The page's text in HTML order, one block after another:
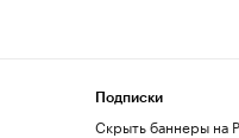
Подписки
Скрыть баннеры на